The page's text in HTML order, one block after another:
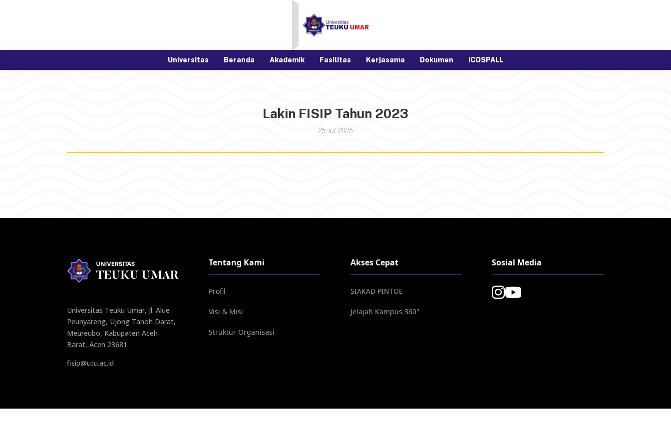
Universitas Beranda Akademik Fasilitas Kerjasama Dokumen ICOSPALL
Lakin FISIP Tahun 2023
25 Jul 2025
Universitas Teuku Umar, Jl. Alue
Peunyareng, Ujong Tanoh Darat,
Meureubo, Kabupaten Aceh
Barat, Aceh 23681
fisip@utu.ac.id
Tentang Kami
Profil
Visi & Misi
Struktur Organisasi
Akses Cepat
SIAKAD PINTOE
Jelajah Kampus 360°
Sosial Media